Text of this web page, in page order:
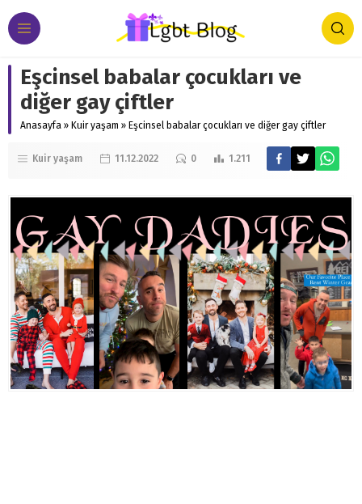
Eşcinsel babalar çocukları ve
diğer gay çiftler
Anasayfa » Kuir yaşam » Eşcinsel babalar çocukları ve diğer gay çiftler
Kuir yaşam 11.12.2022 0 1.211